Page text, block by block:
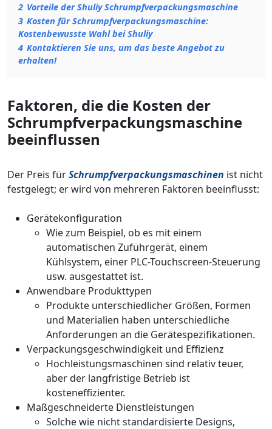
2 Vorteile der Shuliy Schrumpfverpackungsmaschine
3 Kosten für Schrumpfverpackungsmaschine:
Kostenbewusste Wahl bei Shuliy
4 Kontaktieren Sie uns, um das beste Angebot zu
erhalten!
Faktoren, die die Kosten der
Schrumpfverpackungsmaschine
beeinflussen
Der Preis fürSchrumpfverpackungsmaschinen ist nicht
festgelegt; er wird von mehreren Faktoren beeinflusst:
Gerätekonfiguration
Wie zum Beispiel, ob es mit einem
automatischen Zuführgerät, einem
Kühlsystem, einer PLC-Touchscreen-Steuerung
usw. ausgestattet ist.
Anwendbare Produkttypen
Produkte unterschiedlicher Größen, Formen
und Materialien haben unterschiedliche
Anforderungen an die Gerätespezifikationen.
Verpackungsgeschwindigkeit und Effizienz
Hochleistungsmaschinen sind relativ teuer,
aber der langfristige Betrieb ist
kosteneffizienter.
Maßgeschneiderte Dienstleistungen
Solche wie nicht standardisierte Designs,